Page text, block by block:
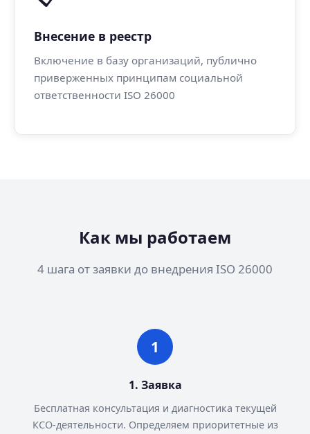
Внесение в реестр
Включение в базу организаций, публично
приверженных принципам социальной
ответственности ISO 26000
Как мы работаем
4 шага от заявки до внедрения ISO 26000
1. Заявка
Бесплатная консультация и диагностика текущей
КСО-деятельности. Определяем приоритетные из